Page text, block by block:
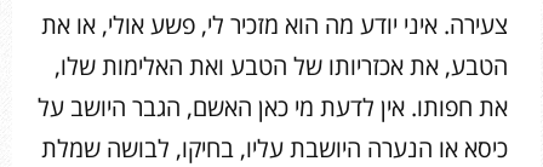
צעירה. איני יודע מה הוא מזכיר לי, פשע אולי, או את
הטבע, את אכזריותו של הטבע ואת האלימות שלו,
את חפותו. אין לדעת מי כאן האשם, הגבר היושב על
כיסא או הנערה היושבת עליו, בחיקו, לבושה שמלת